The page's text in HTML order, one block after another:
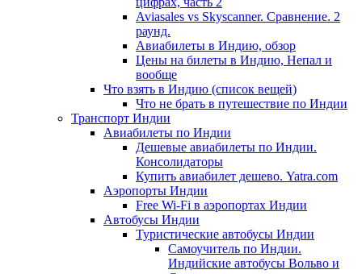
Aviasales vs Skyscanner. Сравнение. 2
раунд.
Авиабилеты в Индию, обзор
Цены на билеты в Индию, Непал и
вообще
Что взять в Индию (список вещей)
Что не брать в путешествие по Индии
Транспорт Индии
Авиабилеты по Индии
Дешевые авиабилеты по Индии.
Консолидаторы
Купить авиабилет дешево. Yatra.com
Аэропорты Индии
Free Wi-Fi в аэропортах Индии
Автобусы Индии
Туристические автобусы Индии
Самоучитель по Индии.
Индийские автобусы Вольво и